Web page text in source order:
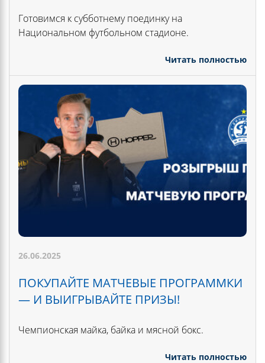
Готовимся к субботнему поединку на
Национальном футбольном стадионе.
Читать полностью
26.06.2025
ПОКУПАЙТЕ МАТЧЕВЫЕ ПРОГРАММКИ
— И ВЫИГРЫВАЙТЕ ПРИЗЫ!
Чемпионская майка, байка и мясной бокс.
Читать полностью